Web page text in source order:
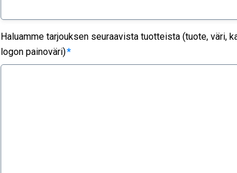
Haluamme tarjouksen seuraavista tuotteista (tuote, väri,
logon painoväri)*